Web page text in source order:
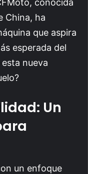
conocida
China, ha
que aspira
esperada del
nueva
Un
un enfoque